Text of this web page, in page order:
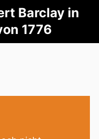
Barclay in
1776